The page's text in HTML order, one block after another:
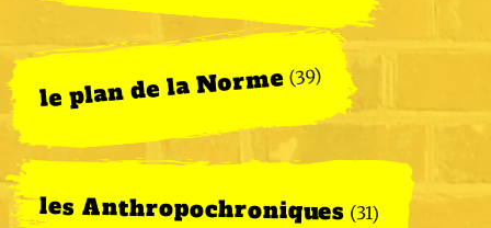
le plan de la Norme (39)
les Anthropochroniques (31)